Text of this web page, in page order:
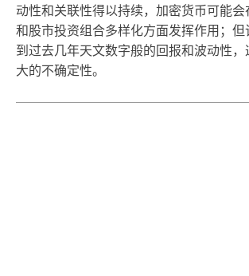
动性和关联性得以持续，加密货币可能
和股市投资组合多样化方面发挥作用；
到过去几年天文数字般的回报和波动性
大的不确定性。